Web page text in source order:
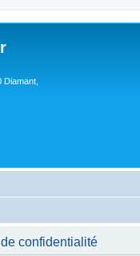
confidentialité